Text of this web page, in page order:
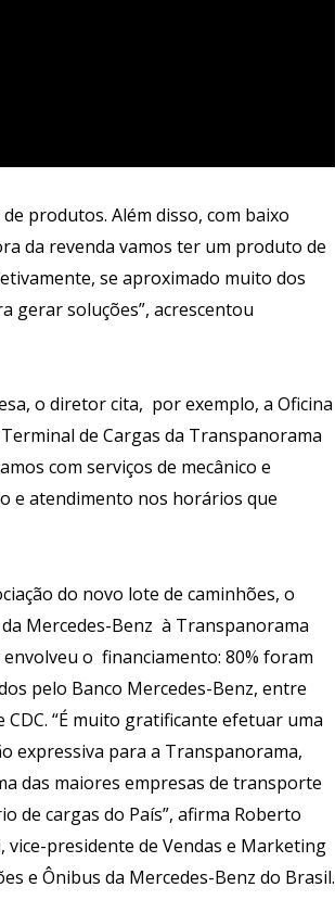
produtos. Além disso, com baixo
da revenda vamos ter um produto de
se aproximado muito dos
gerar soluções”, acrescentou
o diretor cita, por exemplo, a Oficina
de Cargas da Transpanorama
com serviços de mecânico e
e atendimento nos horários que
do novo lote de caminhões, o
Mercedes-Benz à Transpanorama
o financiamento: 80% foram
pelo Banco Mercedes-Benz, entre
CDC. “É muito gratificante efetuar uma
expressiva para a Transpanorama,
das maiores empresas de transporte
de cargas do País”, afirma Roberto
vice-presidente de Vendas e Marketing
e Ônibus da Mercedes-Benz do Brasil.